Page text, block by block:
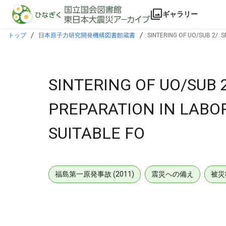
本文に飛ぶ
ギャラリー
トップ 日本原子力研究開発機構図書館蔵書 SINTERING OF UO/SUB 2/.
SINTERING OF UO/SUB
PREPARATION IN
SUITABLE FO
福島第一原発事故 (2011) 震災への備え 被災